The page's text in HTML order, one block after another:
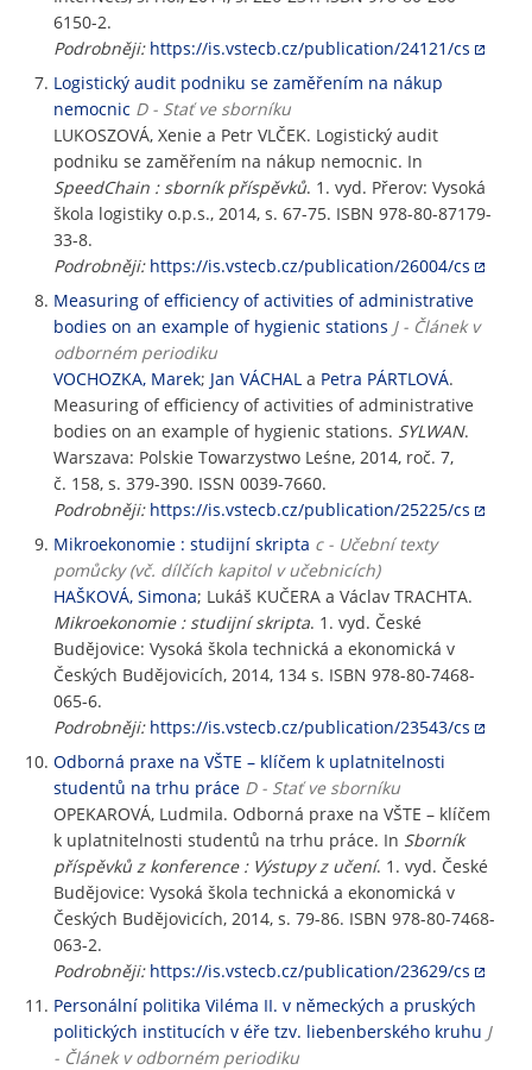
6150-2.
Podrobněji: https://is.vstecb.cz/publication/24121/cs
Logistický audit podniku se zaměřením na nákup
nemocnic D - Stať ve sborníku
LUKOSZOVÁ, Xenie a Petr VLČEK. Logistický audit
podniku se zaměřením na nákup nemocnic. In
SpeedChain : sborník příspěvků. 1. vyd. Přerov: Vysoká
škola logistiky o.p.s., 2014, s. 67-75. ISBN 978-80-87179-
33-8.
Podrobněji: https://is.vstecb.cz/publication/26004/cs
Measuring of efficiency of activities of administrative
bodies on an example of hygienic stations J - Článek v
odborném periodiku
VOCHOZKA, Marek; Jan VÁCHAL a Petra PÁRTLOVÁ.
Measuring of efficiency of activities of administrative
bodies on an example of hygienic stations. SYLWAN.
Warszava: Polskie Towarzystwo Leśne, 2014, roč. 7,
č. 158, s. 379-390. ISSN 0039-7660.
Podrobněji: https://is.vstecb.cz/publication/25225/cs
Mikroekonomie : studijní skripta c - Učební texty
pomůcky (vč. dílčích kapitol v učebnicích)
HAŠKOVÁ, Simona; Lukáš KUČERA a Václav TRACHTA.
Mikroekonomie : studijní skripta. 1. vyd. České
Budějovice: Vysoká škola technická a ekonomická v
Českých Budějovicích, 2014, 134 s. ISBN 978-80-7468-
065-6.
Podrobněji: https://is.vstecb.cz/publication/23543/cs
Odborná praxe na VŠTE – klíčem k uplatnitelnosti
studentů na trhu práce D - Stať ve sborníku
OPEKAROVÁ, Ludmila. Odborná praxe na VŠTE – klíčem
k uplatnitelnosti studentů na trhu práce. In Sborník
příspěvků z konference : Výstupy z učení. 1. vyd. České
Budějovice: Vysoká škola technická a ekonomická v
Českých Budějovicích, 2014, s. 79-86. ISBN 978-80-7468-
063-2.
Podrobněji: https://is.vstecb.cz/publication/23629/cs
Personální politika Viléma II. v německých a pruských
politických institucích v éře tzv. liebenberského kruhu J
- Článek v odborném periodiku